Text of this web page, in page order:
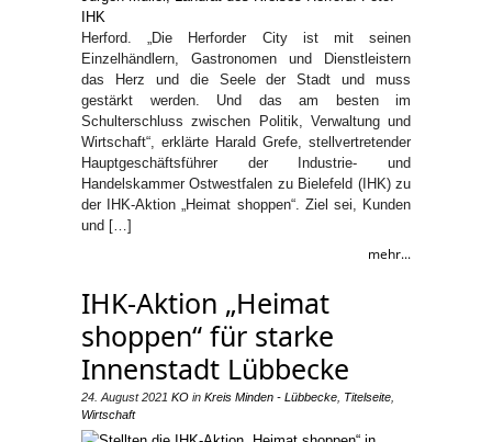
Herford. „Die Herforder City ist mit seinen
Einzelhändlern, Gastronomen und Dienstleistern
das Herz und die Seele der Stadt und muss
gestärkt werden. Und das am besten im
Schulterschluss zwischen Politik, Verwaltung und
Wirtschaft“, erklärte Harald Grefe, stellvertretender
Hauptgeschäftsführer der Industrie- und
Handelskammer Ostwestfalen zu Bielefeld (IHK) zu
der IHK-Aktion „Heimat shoppen“. Ziel sei, Kunden
und […]
mehr...
IHK-Aktion „Heimat
shoppen“ für starke
Innenstadt Lübbecke
24. August 2021 KO in Kreis Minden - Lübbecke Titelseite
Wirtschaft